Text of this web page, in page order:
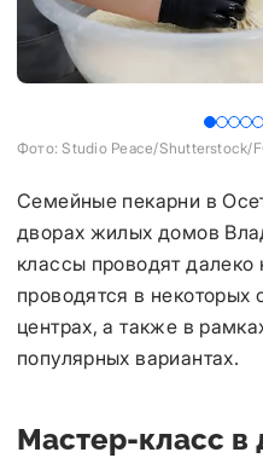
Фото: Studio Peace/Shutterstock/
Семейные пекарни в
дворах жилых домов
классы проводят далеко
проводятся в
центрах, а также в
популярных вариантах.
Мастер-класс в